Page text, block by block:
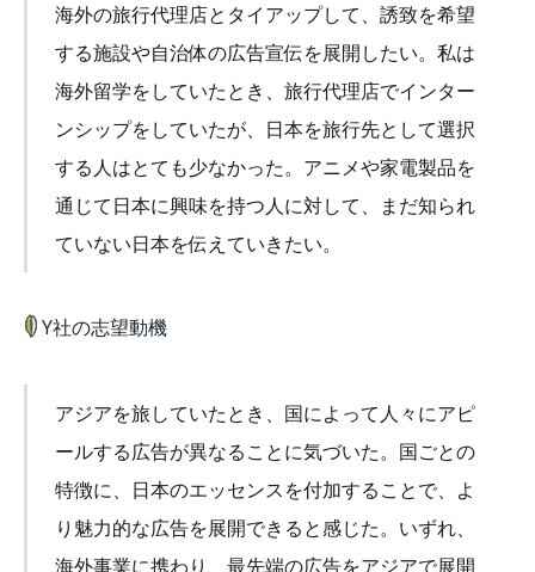
海外の旅行代理店とタイアップして、誘致を希望
する施設や自治体の広告宣伝を展開したい。私は
海外留学をしていたとき、旅行代理店でインター
ンシップをしていたが、日本を旅行先として選択
する人はとても少なかった。アニメや家電製品を
通じて日本に興味を持つ人に対して、まだ知られ
ていない日本を伝えていきたい。
Y社の志望動機
アジアを旅していたとき、国によって人々にアピ
ールする広告が異なることに気づいた。国ごとの
特徴に、日本のエッセンスを付加することで、よ
り魅力的な広告を展開できると感じた。いずれ、
海外事業に携わり、最先端の広告をアジアで展開